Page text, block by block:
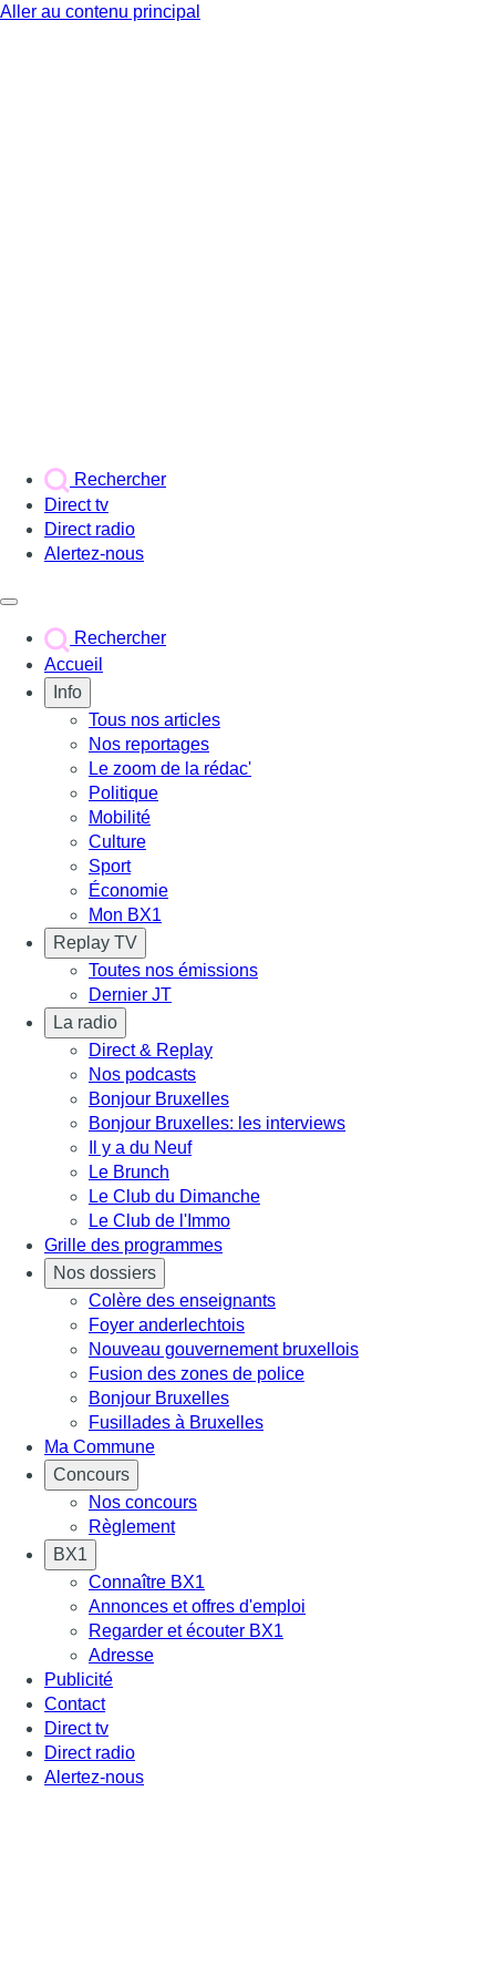
Aller au contenu principal
Rechercher
Direct tv
Direct radio
Alertez-nous
Rechercher
Accueil
Info
Tous nos articles
Nos reportages
Le zoom de la rédac'
Politique
Mobilité
Culture
Sport
Économie
Mon BX1
Replay TV
Toutes nos émissions
Dernier JT
La radio
Direct & Replay
Nos podcasts
Bonjour Bruxelles
Bonjour Bruxelles: les interviews
Il y a du Neuf
Le Brunch
Le Club du Dimanche
Le Club de l'Immo
Grille des programmes
Nos dossiers
Colère des enseignants
Foyer anderlechtois
Nouveau gouvernement bruxellois
Fusion des zones de police
Bonjour Bruxelles
Fusillades à Bruxelles
Ma Commune
Concours
Nos concours
Règlement
BX1
Connaître BX1
Annonces et offres d'emploi
Regarder et écouter BX1
Adresse
Publicité
Contact
Direct tv
Direct radio
Alertez-nous